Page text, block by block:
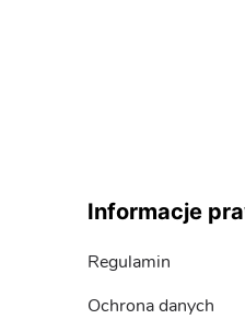
Informacje
Regulamin
Ochrona danych